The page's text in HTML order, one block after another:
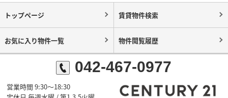
トップページ 賃貸物件検索
お気に入り物件一覧 物件閲覧履歴
042-467-0977
営業時間 9:30～18:30